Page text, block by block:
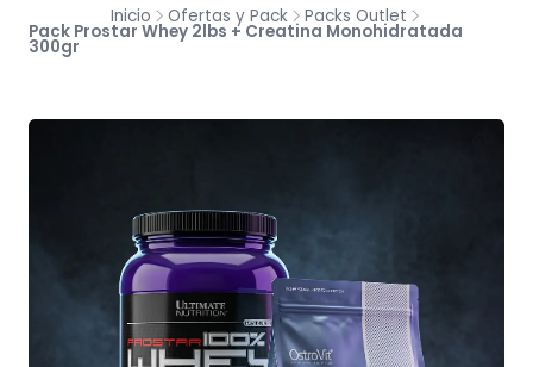
Inicio Ofertas y Pack Packs Outlet
Pack Prostar Whey 2lbs + Creatina Monohidratada
300gr